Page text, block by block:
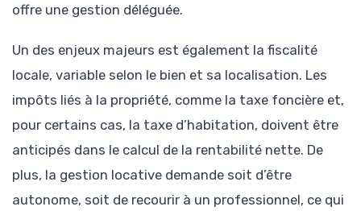
offre une gestion déléguée.
Un des enjeux majeurs est également la fiscalité
locale, variable selon le bien et sa localisation. Les
impôts liés à la propriété, comme la taxe foncière et,
pour certains cas, la taxe d’habitation, doivent être
anticipés dans le calcul de la rentabilité nette. De
plus, la gestion locative demande soit d’être
autonome, soit de recourir à un professionnel, ce qui